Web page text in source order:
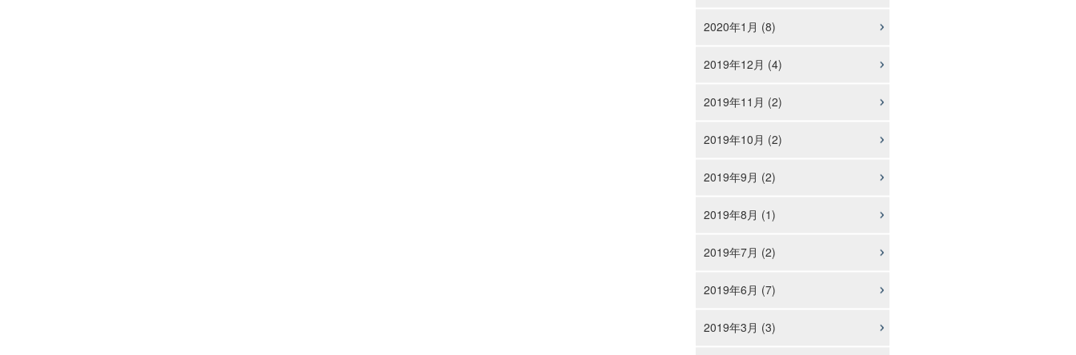
2020年1月 (8)
2019年12月 (4)
2019年11月 (2)
2019年10月 (2)
2019年9月 (2)
2019年8月 (1)
2019年7月 (2)
2019年6月 (7)
2019年3月 (3)